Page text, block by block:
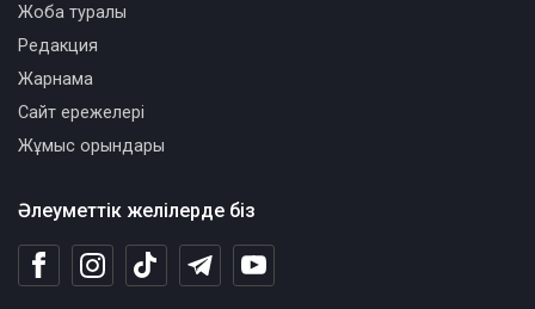
Әлеуметтік желілерде біз
Жоба туралы
Редакция
Жарнама
Сайт ережелері
Жұмыс орындары